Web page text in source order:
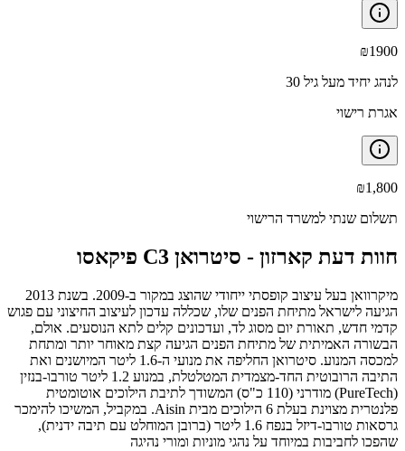
₪1900
לנהג יחיד מעל גיל 30
אגרת רישוי
₪1,800
תשלום שנתי למשרד הרישוי
חוות דעת קארזון - סיטרואן C3 פיקאסו
מיקרוואן בעל עיצוב קופסתי ייחודי שהוצג במקור ב-2009. בשנת 2013
הגיעה לישראל מתיחת הפנים שלו, שכללה עדכון לעיצוב החיצוני עם פגוש
קדמי חדש, תאורת יום מסוג לד, ועדכונים קלים לתא הנוסעים. אולם,
הבשורה האמיתית של מתיחת הפנים הגיעה קצת מאוחר יותר ומתחת
למכסה המנוע. סיטרואן החליפה את מנועי ה-1.6 ליטר המיושנים ואת
התיבה הרובוטית החד-מצמדית המטלטלת, במנוע 1.2 ליטר טורבו-בנזין
(PureTech) מודרני (110 כ"ס) המשודך לתיבת הילוכים אוטומטית
פלנטרית מצוינת בעלת 6 הילוכים מבית Aisin. במקביל, המשיכו להימכר
גרסאות טורבו-דיזל בנפח 1.6 ליטר (ברובן המוחלט עם תיבה ידנית),
שהפכו לחביבות במיוחד על נהגי מוניות ומורי נהיגה